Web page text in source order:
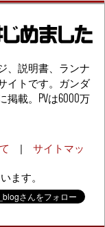
、説明書、ランナ
イトです。ガンダ
掲載。PVは6000万
| サイトマッ
ます。